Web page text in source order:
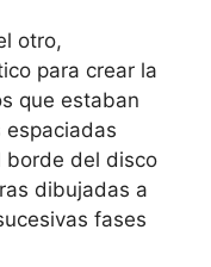
otro,
para crear la
que estaban
espaciadas
borde del disco
dibujadas a
fases